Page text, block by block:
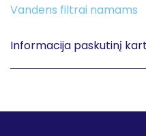
Vandens filtrai namams
Informacija paskutinį